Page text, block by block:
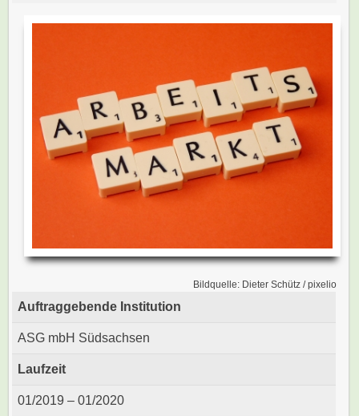
Bildquelle: Dieter Schütz / pixelio
Auftraggebende Institution
ASG mbH Südsachsen
Laufzeit
01/2019 – 01/2020